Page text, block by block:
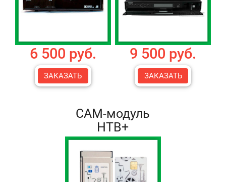
6 500 руб.
ЗАКАЗАТЬ
9 500 руб.
ЗАКАЗАТЬ
CAM-модуль
НТВ+